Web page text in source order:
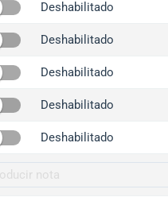
iplogger.com
iplogger.co
2no.co
yip.su
iplogger.info
Deshabilitado
Deshabilitado
Deshabilitado
Deshabilitado
Deshabilitado